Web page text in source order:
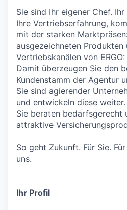
Sie sind Ihr eigener Chef.
Ihre Vertriebserfahrung,
mit der starken
ausgezeichneten Produkten
Vertriebskanälen von ERGO:
Damit überzeugen Sie den
Kundenstamm der Agentur
Sie sind agierender
und entwickeln diese weiter.
Sie beraten bedarfsgerecht
attraktive
So geht Zukunft. Für Sie.
uns.
Ihr Profil